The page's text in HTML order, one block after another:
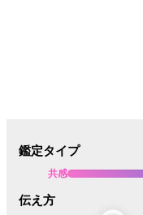
鑑定タイプ
共感
伝え方